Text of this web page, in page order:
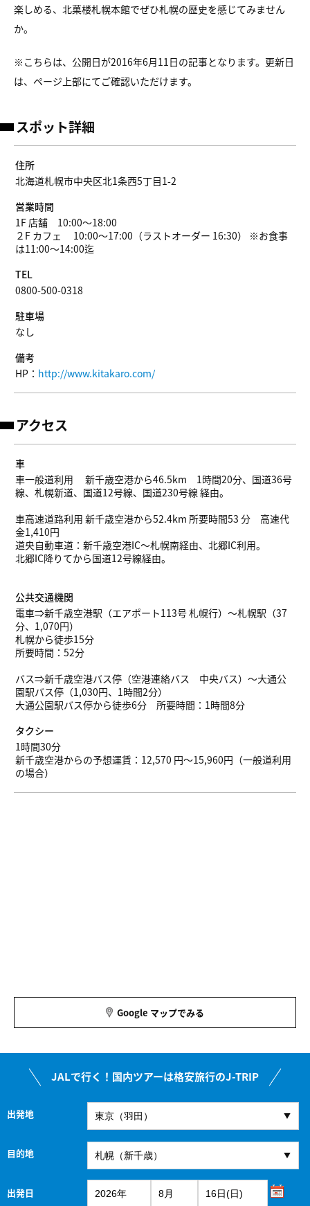
楽しめる、北菓楼札幌本館でぜひ札幌の歴史を感じてみません
か。
※こちらは、公開日が2016年6月11日の記事となります。更新日
は、ページ上部にてご確認いただけます。
スポット詳細
住所
北海道札幌市中央区北1条西5丁目1-2
営業時間
1F 店舗 10:00～18:00
２F カフェ 10:00～17:00（ラストオーダー 16:30） ※お食事
は11:00～14:00迄
TEL
0800-500-0318
駐車場
なし
備考
HP： http://www.kitakaro.com/
アクセス
車
車一般道利用 新千歳空港から46.5km 1時間20分、国道36号
線、札幌新道、国道12号線、国道230号線 経由。
車高速道路利用 新千歳空港から52.4km 所要時間53 分 高速代
金1,410円
道央自動車道：新千歳空港IC～札幌南経由、北郷IC利用。
北郷IC降りてから国道12号線経由。
公共交通機関
電車⇒新千歳空港駅（エアポート113号 札幌行）～札幌駅（37
分、1,070円）
札幌から徒歩15分
所要時間：52分
バス⇒新千歳空港バス停（空港連絡バス 中央バス）～大通公
園駅バス停（1,030円、1時間2分）
大通公園駅バス停から徒歩6分 所要時間：1時間8分
タクシー
1時間30分
新千歳空港からの予想運賃：12,570 円～15,960円（一般道利用
の場合）
Google マップでみる
JALで行く！国内ツアーは格安旅行のJ-TRIP
出発地
目的地
出発日